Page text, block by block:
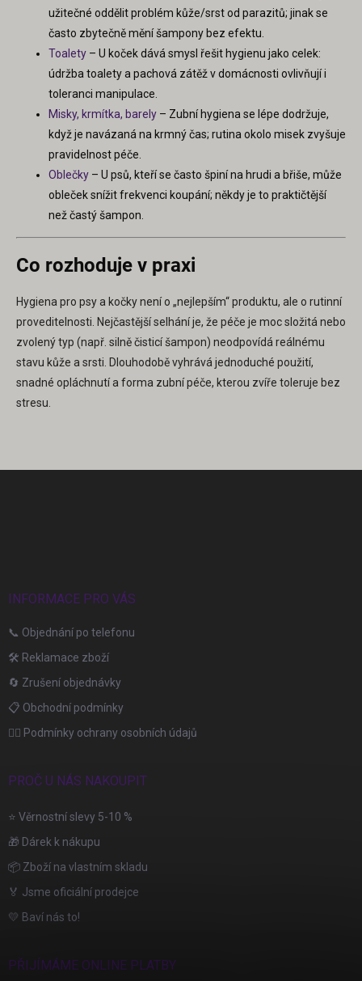
užitečné oddělit problém kůže/srst od parazitů; jinak se
často zbytečně mění šampony bez efektu.
Toalety – U koček dává smysl řešit hygienu jako celek:
údržba toalety a pachová zátěž v domácnosti ovlivňují i
toleranci manipulace.
Misky, krmítka, barely – Zubní hygiena se lépe dodržuje,
když je navázaná na krmný čas; rutina okolo misek zvyšuje
pravidelnost péče.
Oblečky – U psů, kteří se často špiní na hrudi a břiše, může
obleček snížit frekvenci koupání; někdy je to praktičtější
než častý šampon.
Co rozhoduje v praxi
Hygiena pro psy a kočky není o „nejlepším“ produktu, ale o rutinní
proveditelnosti. Nejčastější selhání je, že péče je moc složitá nebo
zvolený typ (např. silně čisticí šampon) neodpovídá reálnému
stavu kůže a srsti. Dlouhodobě vyhrává jednoduché použití,
snadné opláchnutí a forma zubní péče, kterou zvíře toleruje bez
stresu.
INFORMACE PRO VÁS
📞 Objednání po telefonu
🛠️ Reklamace zboží
🔄 Zrušení objednávky
📋 Obchodní podmínky
🙆‍♂️ Podmínky ochrany osobních údajů
PROČ U NÁS NAKOUPIT
⭐ Věrnostní slevy 5-10 %
🎁 Dárek k nákupu
📦 Zboží na vlastním skladu
🏅 Jsme oficiální prodejce
💛 Baví nás to!
PŘIJÍMÁME ONLINE PLATBY